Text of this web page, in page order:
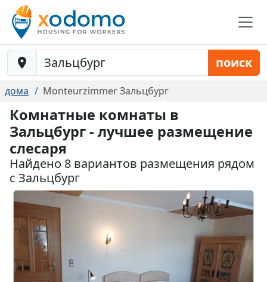
Baustelle-Location поиск
дома Monteurzimmer Зальцбург
Комнатные комнаты в
Зальцбург - лучшее размещение
слесаря
Найдено 8 вариантов размещения рядом
с Зальцбург